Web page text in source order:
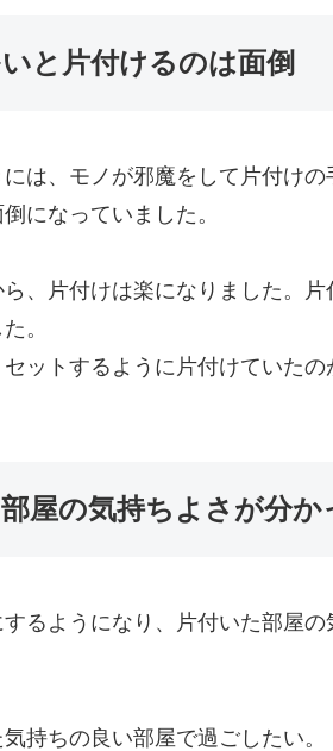
と片付けるのは面倒
は、モノが邪魔をして片付け
になっていました。
、片付けは楽になりました。
。
ットするように片付けていた
屋の気持ちよさが分か
るようになり、片付いた部屋
持ちの良い部屋で過ごしたい。